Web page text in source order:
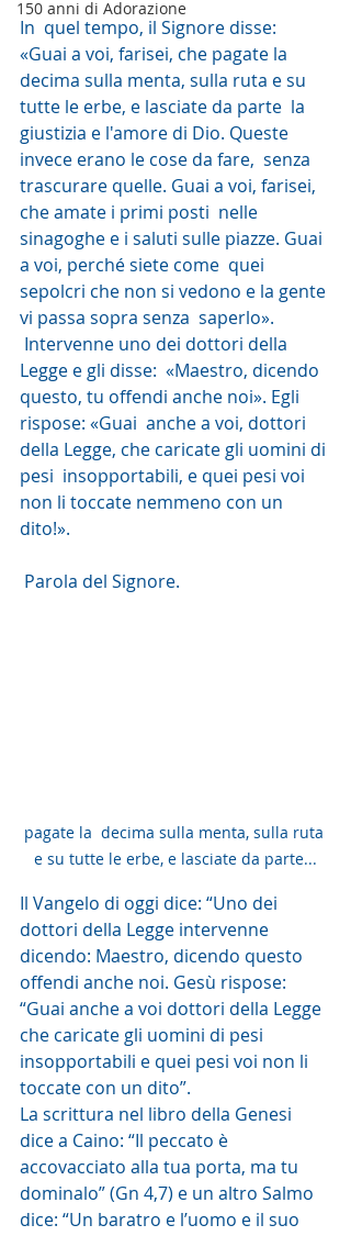
150 anni di Adorazione
In  quel tempo, il Signore disse:
«Guai a voi, farisei, che pagate la
decima sulla menta, sulla ruta e su
tutte le erbe, e lasciate da parte  la
giustizia e l'amore di Dio. Queste
invece erano le cose da fare,  senza
trascurare quelle. Guai a voi, farisei,
che amate i primi posti  nelle
sinagoghe e i saluti sulle piazze. Guai
a voi, perché siete come  quei
sepolcri che non si vedono e la gente
vi passa sopra senza  saperlo».
Legge e gli disse:  «Maestro, dicendo
questo, tu offendi anche noi». Egli
rispose: «Guai  anche a voi, dottori
della Legge, che caricate gli uomini di
pesi  insopportabili, e quei pesi voi
non li toccate nemmeno con un
dito!».
Parola del Signore.
pagate la  decima sulla menta, sulla ruta
e su tutte le erbe, e lasciate da parte...
Il Vangelo di oggi dice: “Uno dei
dottori della Legge intervenne
dicendo: Maestro, dicendo questo
offendi anche noi. Gesù rispose:
“Guai anche a voi dottori della Legge
che caricate gli uomini di pesi
insopportabili e quei pesi voi non li
toccate con un dito”.
La scrittura nel libro della Genesi
dice a Caino: “Il peccato è
accovacciato alla tua porta, ma tu
dominalo” (Gn 4,7) e un altro Salmo
dice: “Un baratro e l’uomo e il suo